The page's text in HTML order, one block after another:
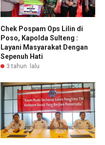
Chek Pospam Ops Lilin di
Poso, Kapolda Sulteng :
Layani Masyarakat Dengan
Sepenuh Hati
3 tahun lalu